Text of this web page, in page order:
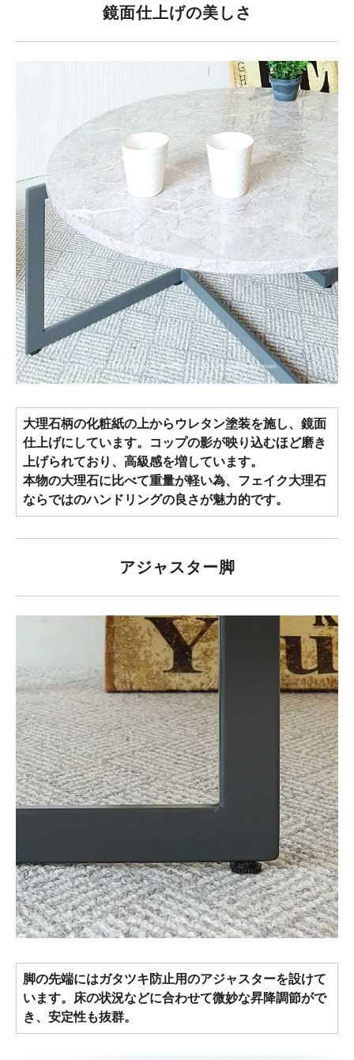
鏡面仕上げの美しさ
大理石柄の化粧紙の上からウレタン塗装を施し、鏡面
仕上げにしています。コップの影が映り込むほど磨き
上げられており、高級感を増しています。
本物の大理石に比べて重量が軽い為、フェイク大理石
ならではのハンドリングの良さが魅力的です。
アジャスター脚
脚の先端にはガタツキ防止用のアジャスターを設けて
います。床の状況などに合わせて微妙な昇降調節がで
き、安定性も抜群。